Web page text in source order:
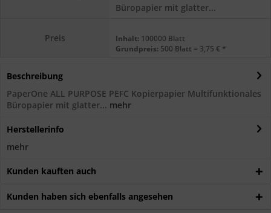
Büropapier mit glatter...
Preis Inhalt: 100000 Blatt
Grundpreis: 500 Blatt = 3,75 € *
Beschreibung
PaperOne ALL PURPOSE PEFC Kopierpapier Multifunktionales
Büropapier mit glatter... mehr
Herstellerinfo
mehr
Kunden kauften auch
Kunden haben sich ebenfalls angesehen